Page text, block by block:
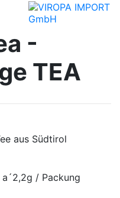
-
TEA
aus Südtirol
/ Packung